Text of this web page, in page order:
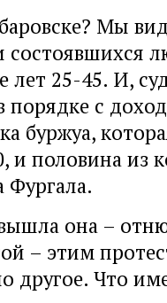
Мы
состоявшихся
лет 25-45. И,
порядке с
буржуа,
и половина из
Фургала.
она –
– этим
другое. Что